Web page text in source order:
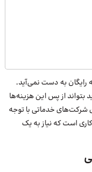
رایگان به دست نمی‌آید.
بتواند از پس این هزینه‌ها
شرکت‌های خدماتی با توجه
است که نیاز به یک